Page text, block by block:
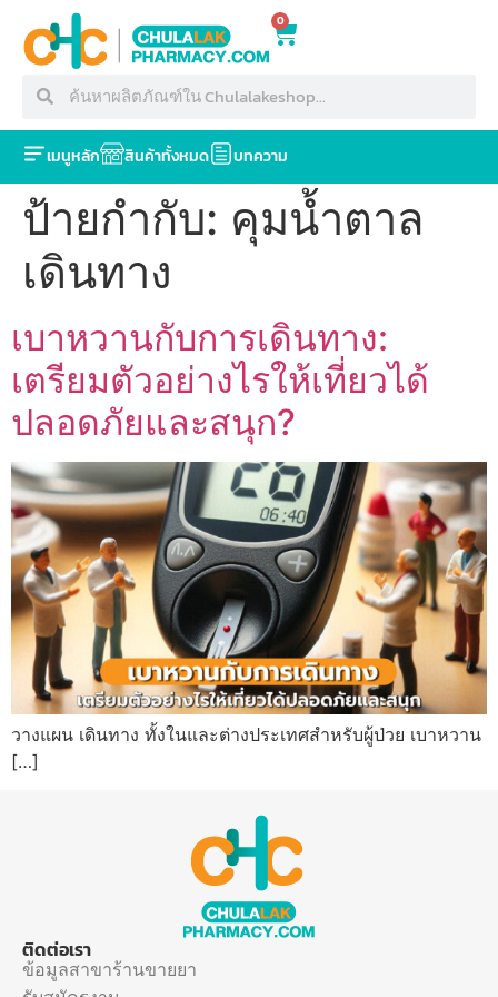
0
เมนูหลัก สินค้าทั้งหมด บทความ
ป้ายกำกับ: คุมน้ำตาล
เดินทาง
เบาหวานกับการเดินทาง:
เตรียมตัวอย่างไรให้เที่ยวได้
ปลอดภัยและสนุก?
วางแผน เดินทาง ทั้งในและต่างประเทศสำหรับผู้ป่วย เบาหวาน
[…]
ติดต่อเรา
ข้อมูลสาขาร้านขายยา